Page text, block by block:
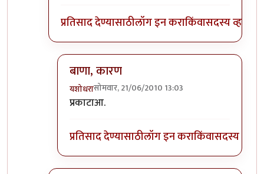
प्रतिसाद देण्यासाठीलॉग इन कराकिंवासदस्य व्हा
बाणा, कारण
यशोधरासोमवार, 21/06/2010 13:03
In reply to
प्रकाटाआ.
प्रतिसाद देण्यासाठीलॉग इन कराकिंवासदस्य व्हा